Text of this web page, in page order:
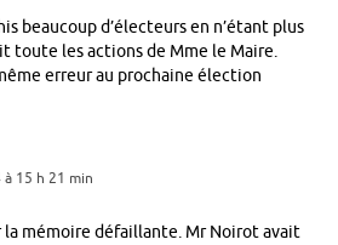
beaucoup d’électeurs en n’étant plus
toute les actions de Mme le Maire.
erreur au prochaine élection
15 h 21 min
mémoire défaillante. Mr Noirot avait